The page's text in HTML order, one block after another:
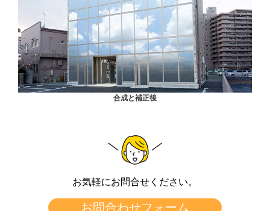
合成と補正後
お気軽にお問合せください。
お問合わせフォーム